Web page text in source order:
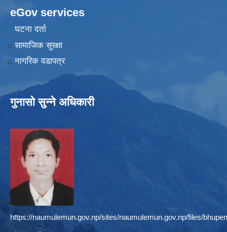
eGov services
घटना दर्ता
सामाजिक सुरक्षा
नागरिक वडापत्र
गुनासो सुन्ने अधिकारी
https://naumulemun.gov.np/sites/naumulemun.gov.np/files/